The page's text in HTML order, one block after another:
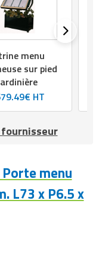
menu
sur pied
HT
menu
L73 x P6.5 x